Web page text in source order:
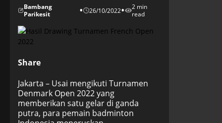
Bambang
Parikesit
• 26/10/2022•
2 min
read
Share
Jakarta – Usai mengikuti Turnamen
Denmark Open 2022 yang
memberikan satu gelar di ganda
putra, para pemain badminton